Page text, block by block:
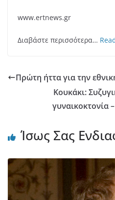
www.ertnews.gr
Διαβάστε περισσότερα…
Πρώτη ήττα για την
Κουκάκι:
γυναικοκτονία
Ίσως Σας